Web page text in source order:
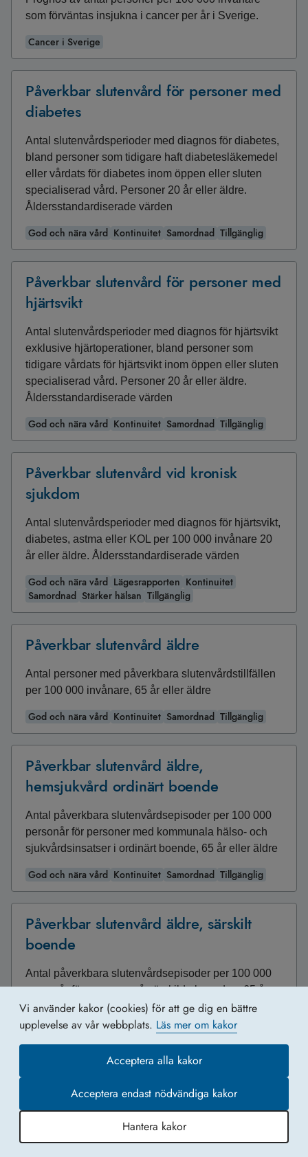
Vi använder kakor (cookies) för att ge dig en bättre
upplevelse av vår webbplats. Läs mer om kakor
Acceptera alla kakor
Acceptera endast nödvändiga kakor
Hantera kakor
som förväntas insjukna i cancer per år i Sverige.
Cancer i Sverige
Påverkbar slutenvård för personer med
diabetes
Antal slutenvårdsperioder med diagnos för diabetes,
bland personer som tidigare haft diabetesläkemedel
eller vårdats för diabetes inom öppen eller sluten
specialiserad vård. Personer 20 år eller äldre.
Åldersstandardiserade värden
God och nära vård Kontinuitet Samordnad Tillgänglig
Påverkbar slutenvård för personer med
hjärtsvikt
Antal slutenvårdsperioder med diagnos för hjärtsvikt
exklusive hjärtoperationer, bland personer som
tidigare vårdats för hjärtsvikt inom öppen eller sluten
specialiserad vård. Personer 20 år eller äldre.
Åldersstandardiserade värden
God och nära vård Kontinuitet Samordnad Tillgänglig
Påverkbar slutenvård vid kronisk
sjukdom
Antal slutenvårdsperioder med diagnos för hjärtsvikt,
diabetes, astma eller KOL per 100 000 invånare 20
år eller äldre. Åldersstandardiserade värden
God och nära vård Lägesrapporten Kontinuitet
Samordnad Stärker hälsan Tillgänglig
Påverkbar slutenvård äldre
Antal personer med påverkbara slutenvårdstillfällen
per 100 000 invånare, 65 år eller äldre
God och nära vård Kontinuitet Samordnad Tillgänglig
Påverkbar slutenvård äldre,
hemsjukvård ordinärt boende
Antal påverkbara slutenvårdsepisoder per 100 000
personår för personer med kommunala hälso- och
sjukvårdsinsatser i ordinärt boende, 65 år eller äldre
God och nära vård Kontinuitet Samordnad Tillgänglig
Påverkbar slutenvård äldre, särskilt
boende
Antal påverkbara slutenvårdsepisoder per 100 000
personår för personer på särskilda boenden, 65 år
eller äldre
God och nära vård Kontinuitet Samordnad Tillgänglig
patientsäkerhetsarbete
Andel kommuner per län som uppgett att de haft